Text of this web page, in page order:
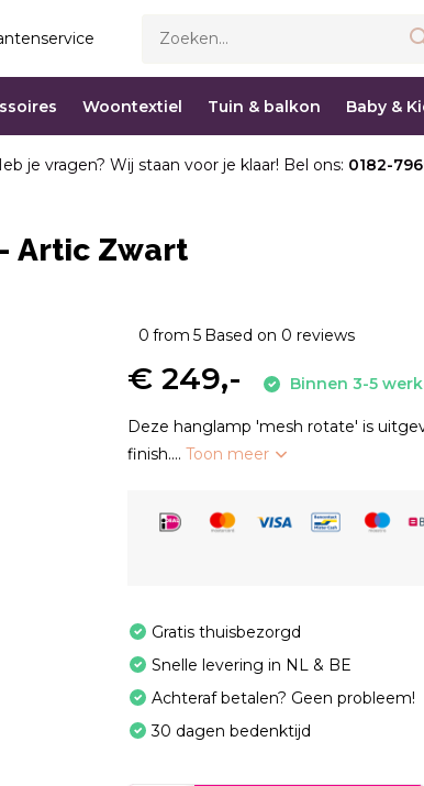
Woontextiel Tuin & balkon Baby &
je vragen? Wij staan voor je klaar! Bel ons: 0182-
Artic Zwart
0 from 5 Based on 0 reviews
€ 249,- Binnen 3-5
Deze hanglamp 'mesh rotate' is
finish....Toon meer
Gratis thuisbezorgd
Snelle levering in NL & BE
Achteraf betalen? Geen probleem!
30 dagen bedenktijd